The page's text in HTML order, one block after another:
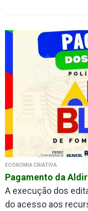
ECONOMIA CRIATIVA
Pagamento da
A execução dos
do acesso aos